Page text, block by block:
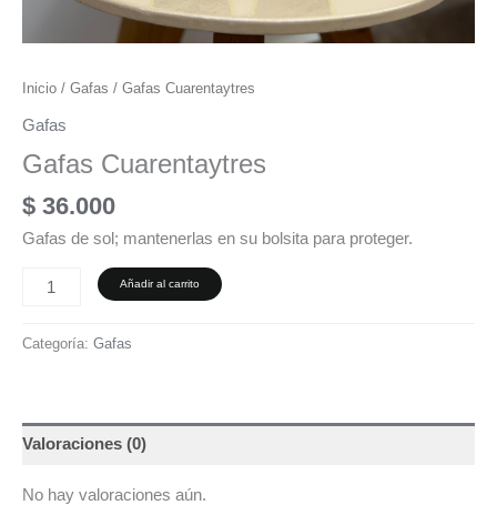
Inicio / Gafas / Gafas Cuarentaytres
Gafas
Gafas Cuarentaytres
$ 36.000
Gafas de sol; mantenerlas en su bolsita para proteger.
Añadir al carrito
Categoría: Gafas
Valoraciones (0)
No hay valoraciones aún.